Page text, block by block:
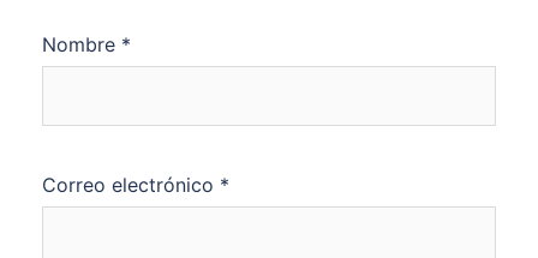
Nombre *
Correo electrónico *